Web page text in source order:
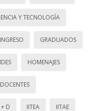
Y TECNOLOGÍA
INGRESO GRADUADOS
HOMENAJES
+ D IITEA IITAE